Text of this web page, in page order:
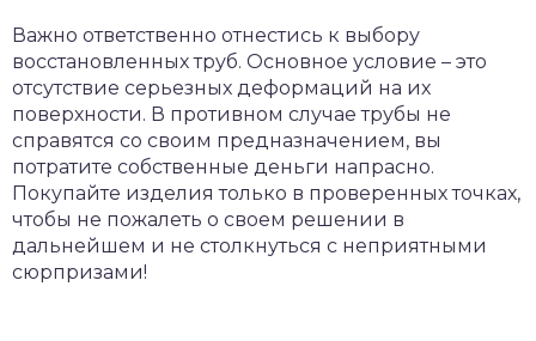
Важно ответственно отнестись к выбору
восстановленных труб. Основное условие – это
отсутствие серьезных деформаций на их
поверхности. В противном случае трубы не
справятся со своим предназначением, вы
потратите собственные деньги напрасно.
Покупайте изделия только в проверенных точках,
чтобы не пожалеть о своем решении в
дальнейшем и не столкнуться с неприятными
сюрпризами!